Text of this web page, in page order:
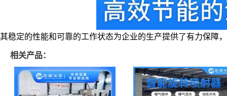
其稳定的性能和可靠的工作状态为企业的生产提供了有力保障
相关产品：